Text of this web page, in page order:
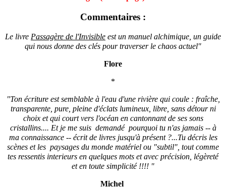
Commentaires :
Le livre Passagère de l'Invisible est un manuel alchimique, un guide
qui nous donne des clés pour traverser le chaos actuel"
Flore
*
"Ton écriture est semblable à l'eau d'une rivière qui coule : fraîche,
transparente, pure, pleine d'éclats lumineux, libre, sans détour ni
choix et qui court vers l'océan en cantonnant de ses sons
cristallins.... Et je me suis demandé pourquoi tu n'as jamais -- à
ma connaissance -- écrit de livres jusqu'à présent ?...Tu décris les
scènes et les paysages du monde matériel ou "subtil", tout comme
tes ressentis interieurs en quelques mots et avec précision, légèreté
et en toute simplicité !!!! "
Michel